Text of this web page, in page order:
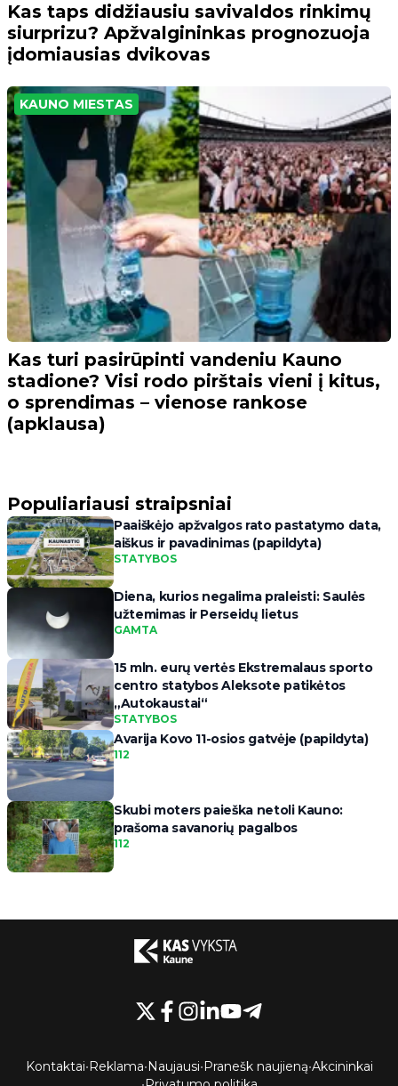
Kas taps didžiausiu savivaldos rinkimų
siurprizu? Apžvalgininkas prognozuoja
įdomiausias dvikovas
KAUNO MIESTAS
Kas turi pasirūpinti vandeniu Kauno
stadione? Visi rodo pirštais vieni į kitus,
o sprendimas – vienose rankose
(apklausa)
Populiariausi straipsniai
Paaiškėjo apžvalgos rato pastatymo data,
aiškus ir pavadinimas (papildyta)
STATYBOS
Diena, kurios negalima praleisti: Saulės
užtemimas ir Perseidų lietus
GAMTA
15 mln. eurų vertės Ekstremalaus sporto
centro statybos Aleksote patikėtos
„Autokaustai“
STATYBOS
Avarija Kovo 11-osios gatvėje (papildyta)
112
Skubi moters paieška netoli Kauno:
prašoma savanorių pagalbos
112
Kontaktai•Reklama•Naujausi•Pranešk naujieną•Akcininkai